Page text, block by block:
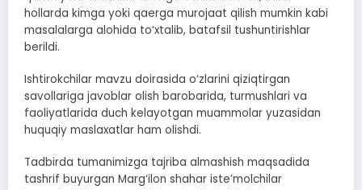
hollarda kimga yoki qaerga murojaat qilish mumkin kabi
masalalarga alohida to‘xtalib, batafsil tushuntirishlar
berildi.
Ishtirokchilar mavzu doirasida o‘zlarini qiziqtirgan
savollariga javoblar olish barobarida, turmushlari va
faoliyatlarida duch kelayotgan muammolar yuzasidan
huquqiy maslaxatlar ham olishdi.
Tadbirda tumanimizga tajriba almashish maqsadida
tashrif buyurgan Marg‘ilon shahar iste’molchilar